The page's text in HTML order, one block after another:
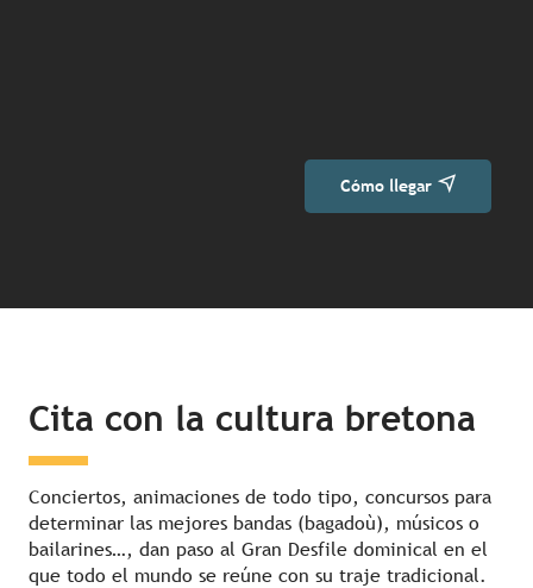
Cómo llegar
Cita con la cultura bretona
Conciertos, animaciones de todo tipo, concursos para
determinar las mejores bandas (bagadoù), músicos o
bailarines…, dan paso al Gran Desfile dominical en el
que todo el mundo se reúne con su traje tradicional.